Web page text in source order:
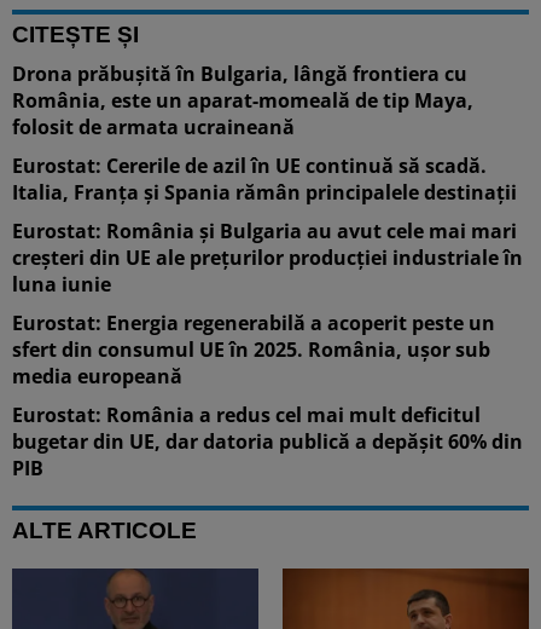
CITEȘTE ȘI
Drona prăbușită în Bulgaria, lângă frontiera cu
România, este un aparat-momeală de tip Maya,
folosit de armata ucraineană
Eurostat: Cererile de azil în UE continuă să scadă.
Italia, Franța și Spania rămân principalele destinații
Eurostat: România și Bulgaria au avut cele mai mari
creșteri din UE ale prețurilor producției industriale în
luna iunie
Eurostat: Energia regenerabilă a acoperit peste un
sfert din consumul UE în 2025. România, ușor sub
media europeană
Eurostat: România a redus cel mai mult deficitul
bugetar din UE, dar datoria publică a depășit 60% din
PIB
ALTE ARTICOLE